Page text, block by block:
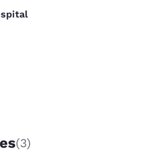
(3)